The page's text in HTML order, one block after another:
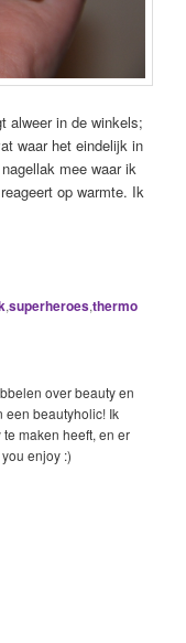
alweer in de winkels;
waar het eindelijk in
mee waar ik
op warmte. Ik
,superheroes,thermo
over beauty en
een beautyholic! Ik
maken heeft, en er
enjoy :)